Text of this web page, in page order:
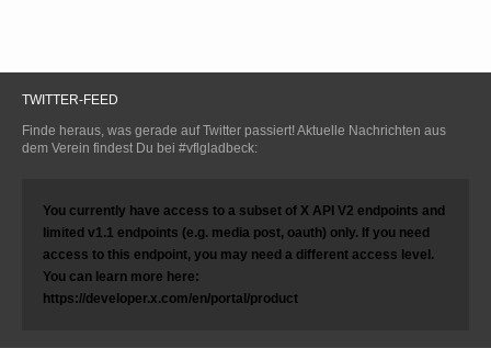
TWITTER-FEED
Finde heraus, was gerade auf Twitter passiert! Aktuelle Nachrichten aus
dem Verein findest Du bei #vflgladbeck:
You currently have access to a subset of X API V2 endpoints and
limited v1.1 endpoints (e.g. media post, oauth) only. If you need
access to this endpoint, you may need a different access level.
You can learn more here:
https://developer.x.com/en/portal/product